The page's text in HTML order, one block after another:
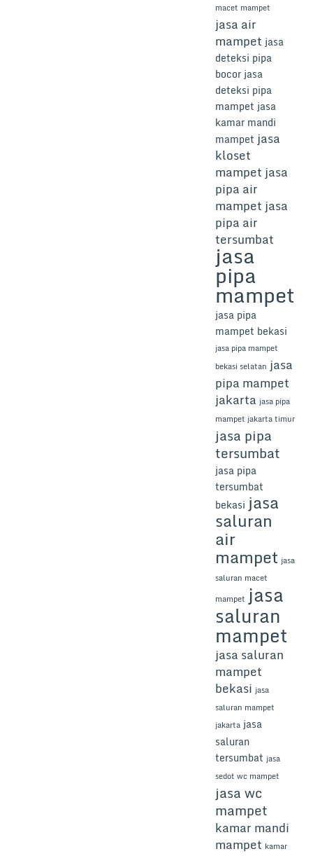
macet mampet
jasa air
mampet jasa
deteksi pipa
bocor jasa
deteksi pipa
mampet jasa
kamar mandi
mampet jasa
kloset
mampet jasa
pipa air
mampet jasa
pipa air
tersumbat
jasa
pipa
mampet
jasa pipa
mampet bekasi
jasa pipa mampet
bekasi selatan jasa
pipa mampet
jakarta jasa pipa
mampet jakarta timur
jasa pipa
tersumbat
jasa pipa
tersumbat
bekasi jasa
saluran
air
mampet jasa
saluran macet
mampet jasa
saluran
mampet
jasa saluran
mampet
bekasi jasa
saluran mampet
jakarta jasa
saluran
tersumbat jasa
sedot wc mampet
jasa wc
mampet
kamar mandi
mampet kamar